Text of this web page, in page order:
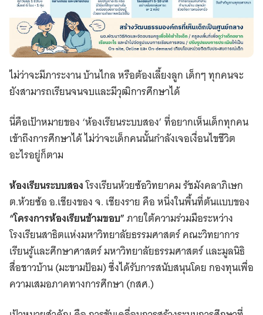
ไม่ว่าจะมีภาระงาน บ้านไกล หรือต้องเลี้ยงลูก เด็กๆ ทุกคนจะ
ยังสามารถเรียนจนจบและมีวุฒิการศึกษาได้
นี่คือเป้าหมายของ ‘ห้องเรียนระบบสอง’ ที่อยากเห็นเด็กทุกคน
เข้าถึงการศึกษาได้ ไม่ว่าจะเด็กคนนั้นกำลังเจอเงื่อนไขชีวิต
อะไรอยู่ก็ตาม
ห้องเรียนระบบสองโรงเรียนห้วยซ้อวิทยาคม รัชมังคลาภิเษก
ต.ห้วยซ้อ อ.เชียงของ จ. เชียงราย คือ หนึ่งในพื้นที่ต้นแบบของ
“โครงการห้องเรียนข้ามขอบ”ภายใต้ความร่วมมือระหว่าง
โรงเรียนสาธิตแห่งมหาวิทยาลัยธรรมศาสตร์ คณะวิทยาการ
เรียนรู้และศึกษาศาสตร์ มหาวิทยาลัยธรรมศาสตร์ และมูลนิธิ
สื่อชาวบ้าน (มะขามป้อม) ซึ่งได้รับการสนับสนุนโดย กองทุนเพื่อ
ความเสมอภาคทางการศึกษา (กสศ.)